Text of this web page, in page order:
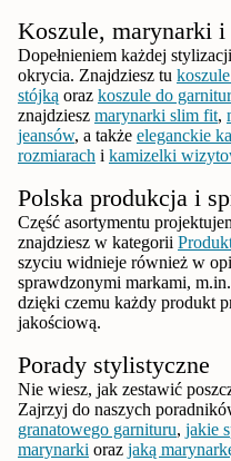
Koszule, marynarki
Dopełnieniem każdej
okrycia. Znajdziesz tu
stójką oraz koszule do
znajdziesz marynarki slim fit,
jeansów, a także eleganckie
rozmiarach i kamizelki
Polska produkcja i
Część asortymentu
znajdziesz w kategorii
szyciu widnieje również w
sprawdzonymi markami, m.in.
dzięki czemu każdy produkt
jakościową.
Porady stylistyczne
Nie wiesz, jak zestawić
Zajrzyj do naszych
granatowego garnituru, jakie
marynarki oraz jaką